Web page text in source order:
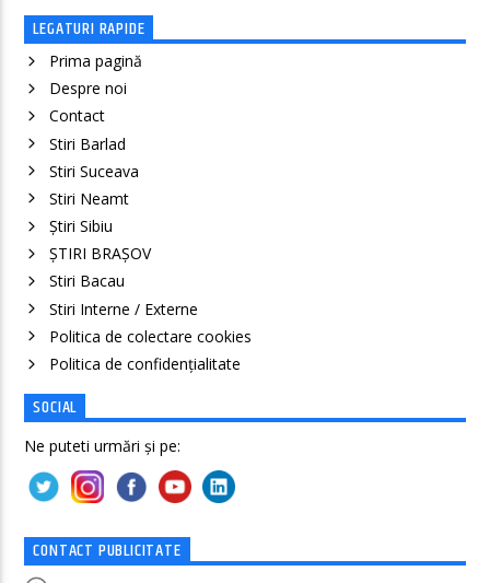
LEGATURI RAPIDE
Prima pagină
Despre noi
Contact
Stiri Barlad
Stiri Suceava
Stiri Neamt
Știri Sibiu
ȘTIRI BRAȘOV
Stiri Bacau
Stiri Interne / Externe
Politica de colectare cookies
Politica de confidenţialitate
SOCIAL
Ne puteti urmări și pe:
CONTACT PUBLICITATE